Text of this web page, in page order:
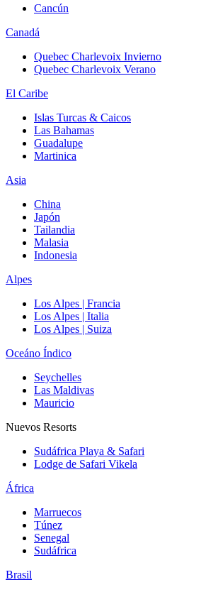
Cancún
Canadá
Quebec Charlevoix Invierno
Quebec Charlevoix Verano
El Caribe
Islas Turcas & Caicos
Las Bahamas
Guadalupe
Martinica
Asia
China
Japón
Tailandia
Malasia
Indonesia
Alpes
Los Alpes | Francia
Los Alpes | Italia
Los Alpes | Suiza
Oceáno Índico
Seychelles
Las Maldivas
Mauricio
Nuevos Resorts
Sudáfrica Playa & Safari
Lodge de Safari Vikela
África
Marruecos
Túnez
Senegal
Sudáfrica
Brasil